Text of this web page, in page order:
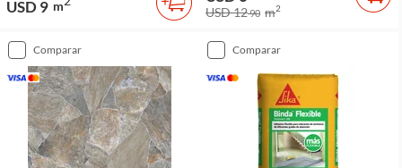
USD 9 m
USD 1290 m2
comparar comparar